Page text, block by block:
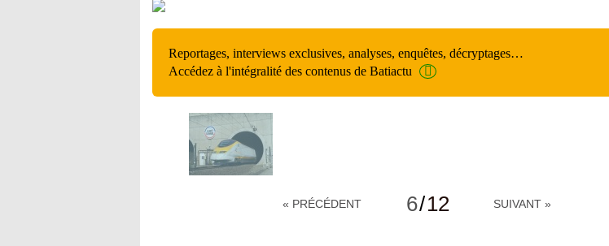
Reportages, interviews exclusives, analyses, enquêtes, décryptages…
Accédez à l'intégralité des contenus de Batiactu
« PRÉCÉDENT 6/12 SUIVANT »